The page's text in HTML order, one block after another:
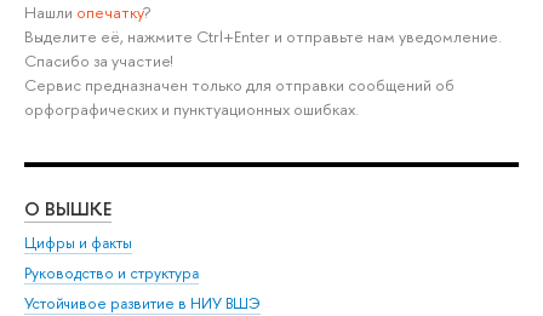
Нашли опечатку?
ыделите её, нажмите Ctrl+Enter и отправьте нам уведомление.
Спасибо за участие!
Сервис предназначен только для отправки сообщений о
орфографических и пунктуационных ошибках.
О ВЫШКЕ
Цифры и факты
Руководство и структура
Устойчивое развитие в НИУ ВШЭ